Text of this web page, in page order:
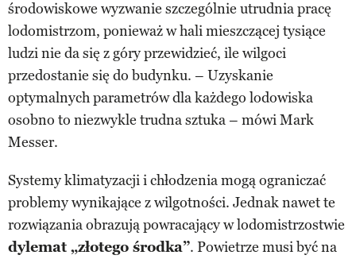
środowiskowe wyzwanie szczególnie utrudnia pracę
lodomistrzom, ponieważ w hali mieszczącej tysiące
ludzi nie da się z góry przewidzieć, ile wilgoci
przedostanie się do budynku. – Uzyskanie
optymalnych parametrów dla każdego lodowiska
osobno to niezwykle trudna sztuka – mówi Mark
Messer.
Systemy klimatyzacji i chłodzenia mogą ograniczać
problemy wynikające z wilgotności. Jednak nawet te
rozwiązania obrazują powracający w lodomistrzostwie
dylemat „złotego środka”. Powietrze musi być na